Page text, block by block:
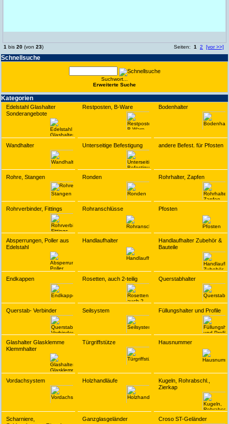
Schnell­suche
Suchwort...
Erwei­terte Suche
Kate­gorien
Edelstahl Glashalter
Sonderangebote
Restposten, B-Ware Bodenhalter
Wandhalter Unterseitige Befestigung andere Befest. für Pfosten
Rohre, Stangen Ronden Rohrhalter, Zapfen
Rohrverbinder, Fittings Rohranschlüsse Pfosten
Absperrungen, Poller aus
Edelstahl
Handlaufhalter
Handlaufhalter Zubehör &
Bauteile
Endkappen Rosetten, auch 2-teilig Querstabhalter
Querstab- Verbinder Seilsystem Füllungshalter und Profile
Glashalter Glasklemme
Klemmhalter
Türgriffstütze Hausnummer
Vordachsystem Holzhandläufe
Kugeln, Rohrabschl.,
Zierkap
Scharniere,
Ganzglasgeländer Croso ST-Geländer
1 bis 20 (von 23) Seiten: 1 2 [vor >>]